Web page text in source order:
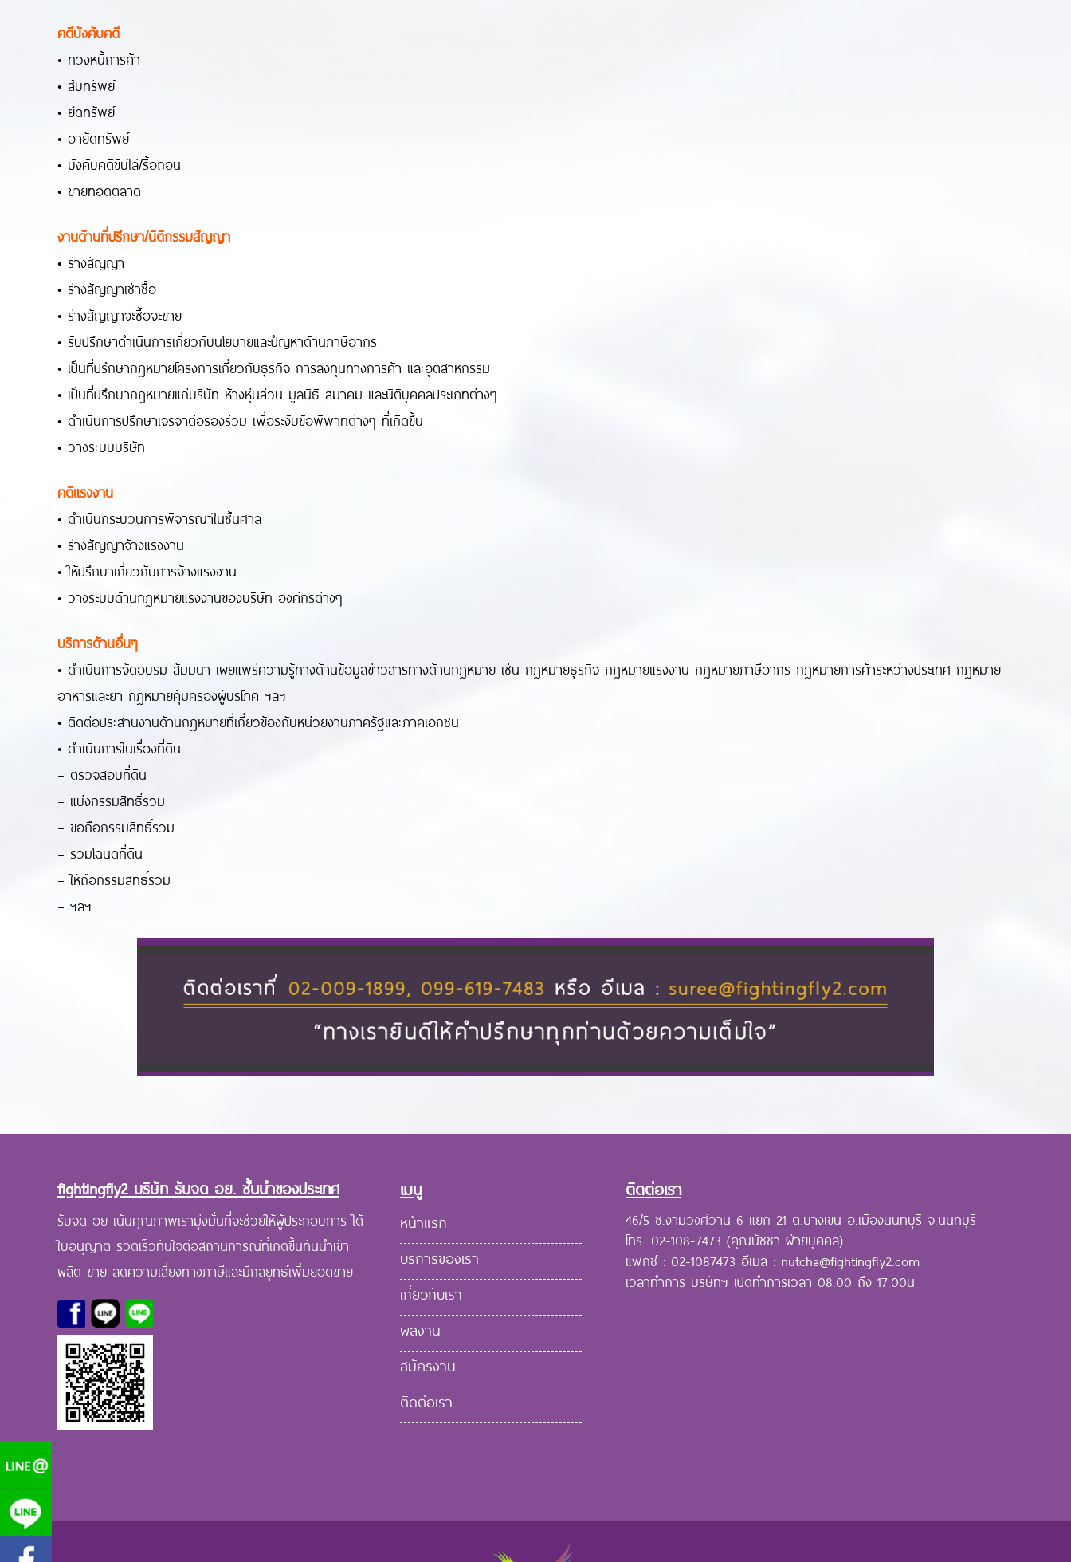
คดีบังคับคดี
• ทวงหนี้การค้า
• สืบทรัพย์
• ยึดทรัพย์
• อายัดทรัพย์
• บังคับคดีขับไล่/รื้อถอน
• ขายทอดตลาด
งานด้านที่ปรึกษา/นิติกรรมสัญญา
• ร่างสัญญา
• ร่างสัญญาเช่าซื้อ
• ร่างสัญญาจะซื้อจะขาย
• รับปรึกษาดำเนินการเกี่ยวกับนโยบายและปํญหาด้านภาษีอากร
• เป็นที่ปรึกษากฎหมายโครงการเกี่ยวกับธุรกิจ การลงทุนทางการค้า และอุตสาหกรรม
• เป็นที่ปรึกษากฎหมายแก่บริษัท ห้างหุ่นส่วน มูลนิธิ สมาคม และนิติบุคคลประเภทต่างๆ
• ดำเนินการปรึกษาเจรจาต่อรองร่วม เพื่อระงับข้อพิพาทต่างๆ ที่เกิดขึ้น
• วางระบบบริษัท
คดีแรงงาน
• ดำเนินกระบวนการพิจารณาในชั้นศาล
• ร่างสัญญาจ้างแรงงาน
• ให้ปรึกษาเกี่ยวกับการจ้างแรงงาน
• วางระบบด้านกฎหมายแรงงานของบริษัท องค์กรต่างๆ
บริการด้านอื่นๆ
• ดำเนินการจัดอบรม สัมมนา เผยแพร่ความรู้ทางด้านข้อมูลข่าวสารทางด้านกฎหมาย เช่น กฎหมายธุรกิจ กฎหมายแรงงาน กฎหมายภาษีอากร กฎหมายการค้าระหว่างประเทศ กฎหมาย
อาหารและยา กฎหมายคุ้มครองผู้บริโภค ฯลฯ
• ติดต่อประสานงานด้านกฎหมายที่เกี่ยวข้องกับหน่วยงานภาครัฐและภาคเอกชน
• ดำเนินการในเรื่องที่ดิน
– ตรวจสอบที่ดิน
– แบ่งกรรมสิทธิ์รวม
– ขอถือกรรมสิทธิ์รวม
– รวมโฉนดที่ดิน
– ให้ถือกรรมสิทธิ์รวม
– ฯลฯ
fightingfly2 บริษัท รับจด อย. ชั้นนำของประเทศ
รับจด อย เน้นคุณภาพเรามุ่งมั่นที่จะช่วยให้ผู้ประกอบการ ได้
ใบอนุญาต รวดเร็วทันใจต่อสถานการณ์ที่เกิดขึ้นทันนำเข้า
ผลิต ขาย ลดความเสี่ยงทางภาษีและมีกลยุทธ์เพิ่มยอดขาย
เมนู
หน้าแรก
บริการของเรา
เกี่ยวกับเรา
ผลงาน
สมัครงาน
ติดต่อเรา
ติดต่อเรา
46/5 ซ.งามวงศ์วาน 6 แยก 21 ต.บางเขน อ.เมืองนนทบุรี จ.นนทบุรี
โทร. 02-108-7473 (คุณนัชชา ฝ่ายบุคคล)
แฟกซ์ : 02-1087473 อีเมล : nutcha@fightingfly2.com
เวลาทำการ บริษัทฯ เปิดทำการเวลา 08.00 ถึง 17.00น